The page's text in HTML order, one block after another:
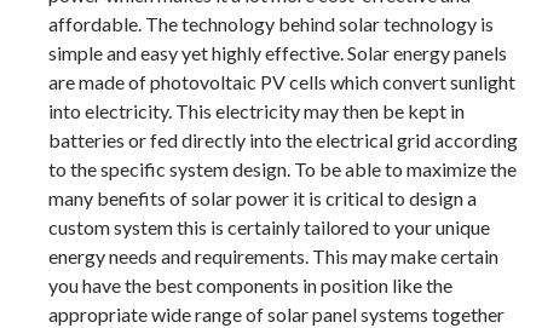
affordable. The technology behind solar technology is
simple and easy yet highly effective. Solar energy panels
are made of photovoltaic PV cells which convert sunlight
into electricity. This electricity may then be kept in
batteries or fed directly into the electrical grid according
to the specific system design. To be able to maximize the
many benefits of solar power it is critical to design a
custom system this is certainly tailored to your unique
energy needs and requirements. This may make certain
you have the best components in position like the
appropriate wide range of solar panel systems together